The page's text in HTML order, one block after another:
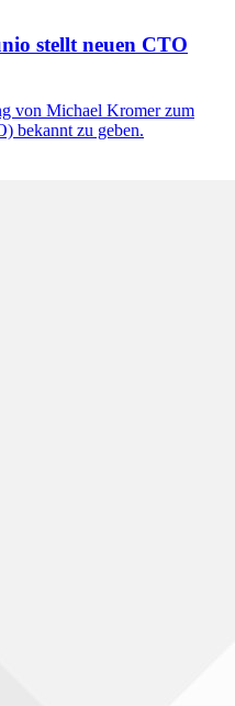
stellt neuen CTO
von Michael Kromer zum
bekannt zu geben.